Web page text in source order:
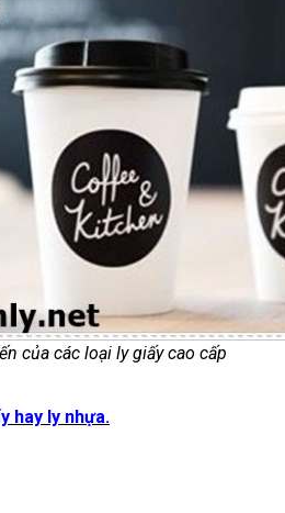
của các loại ly giấy cao cấp
hay ly nhựa.